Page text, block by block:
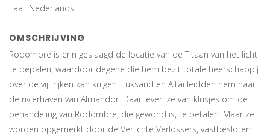
Taal: Nederlands
OMSCHRIJVING
Rodombre is erin geslaagd de locatie van de Titaan van het licht
te bepalen, waardoor degene die hem bezit totale heerschappij
over de vijf rijken kan krijgen. Luksand en Altai leidden hem naar
de rivierhaven van Almandor. Daar leven ze van klusjes om de
behandeling van Rodombre, die gewond is, te betalen. Maar ze
worden opgemerkt door de Verlichte Verlossers, vastbesloten